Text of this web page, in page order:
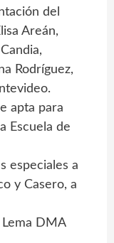
del
Areán,
Rodríguez,
apta para
Escuela de
especiales a
y Casero, a
DMA